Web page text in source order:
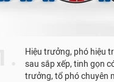
Hiệu trưởng, phó hiệu
sau sắp xếp, tinh gọn
trưởng, tổ phó chuyên